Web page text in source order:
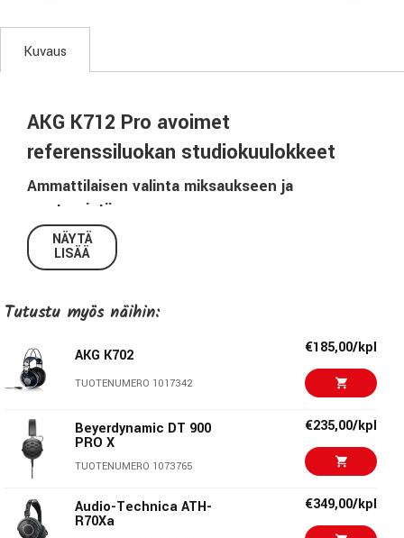
Kuvaus
AKG K712 Pro avoimet
referenssiluokan studiokuulokkeet
Ammattilaisen valinta miksaukseen ja
masterointiin
AKG K712 Pro on suunniteltu vaativaan kuunteluun,
miksaukseen ja masterointiin, missä äänen tarkkuus,
tärkeitä. Avoin rakenne tuottaa laajan ja ilmavan
stereokuvan, joka helpottaa yksityiskohtaista työskentelyä
pitkissä sessioissa ilman kuunteluväsymystä.
Tehokas ja tarkka toisto
3 dB parannettu matalataajuusvaste
tarjoaa aiempaa
voimakkaamman bassontoiston, säilyttäen samalla AKG:n
tunnetun avoimen äänen kirkkauden ja luonnollisuuden.
K712 Pro -mallissa on myös huolella valitut elementit, jotka
takaavat tarkan stereo-lokalisoinnin miksauksessa ja
masteroinnissa.
NÄYTÄ
LISÄÄ
Tutustu myös näihin:
AKG K702
TUOTENUMERO 1017342
€185,00/kpl
Beyerdynamic DT 900
PRO X
TUOTENUMERO 1073765
€235,00/kpl
Audio-Technica ATH-
R70Xa
€349,00/kpl